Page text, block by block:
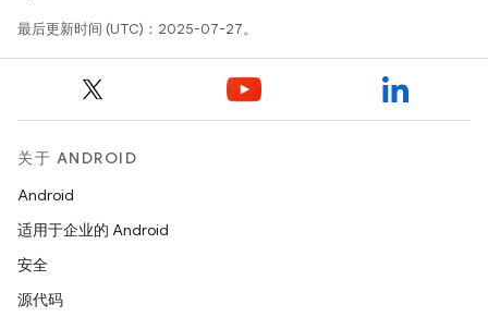
最后更新时间 (UTC)：2025-07-27。
关于 ANDROID
Android
适用于企业的 Android
安全
源代码